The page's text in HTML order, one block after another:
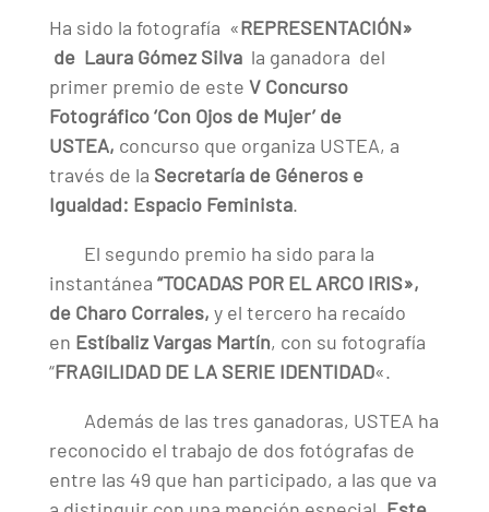
Ha sido la fotografía «REPRESENTACIÓN»
de Laura Gómez Silvala ganadora del
primer premio de este V Concurso
Fotográfico ‘Con Ojos de Mujer’ de
USTEA, concurso que organiza USTEA, a
través de la Secretaría de Géneros e
Igualdad: Espacio Feminista.
El segundo premio ha sido para la
instantánea “TOCADAS POR EL ARCO IRIS»,
de Charo Corrales, y el tercero ha recaído
en Estíbaliz Vargas Martín, con su fotografía
“FRAGILIDAD DE LA SERIE IDENTIDAD«.
Además de las tres ganadoras, USTEA ha
reconocido el trabajo de dos fotógrafas de
entre las 49 que han participado, a las que va